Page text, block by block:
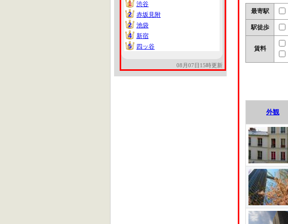
1
1
渋谷
2
2
赤坂見附
2
2
池袋
4
4
新宿
5
5 四ッ谷
08月07日15時更新
最寄駅
駅徒歩
賃料
外観